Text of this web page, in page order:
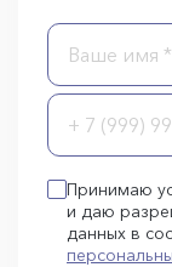
Принимаю
и даю
данных в